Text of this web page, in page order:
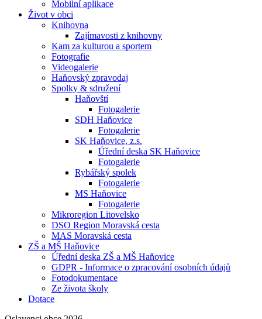
Mobilní aplikace
Život v obci
Knihovna
Zajímavosti z knihovny
Kam za kulturou a sportem
Fotografie
Videogalerie
Haňovský zpravodaj
Spolky & sdružení
Haňovští
Fotogalerie
SDH Haňovice
Fotogalerie
SK Haňovice, z.s.
Úřední deska SK Haňovice
Fotogalerie
Rybářský spolek
Fotogalerie
MS Haňovice
Fotogalerie
Mikroregion Litovelsko
DSO Region Moravská cesta
MAS Moravská cesta
ZŠ a MŠ Haňovice
Úřední deska ZŠ a MŠ Haňovice
GDPR - Informace o zpracování osobních údajů
Fotodokumentace
Ze života školy
Dotace